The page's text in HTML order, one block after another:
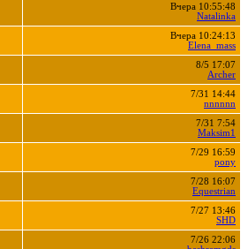
Вчера 10:55:48
Natalinka
Вчера 10:24:13
Elena_mass
8/5 17:07
Archer
7/31 14:44
nnnnnn
7/31 7:54
Maksim1
7/29 16:59
pony
7/28 16:07
Equestrian
7/27 13:46
SHD
7/26 22:06